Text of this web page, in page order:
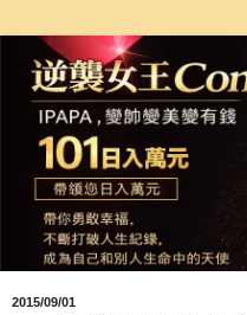
2015/09/01